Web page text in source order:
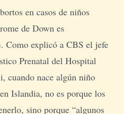
en casos de niños
de Down es
Como explicó a CBS el jefe
Prenatal del Hospital
cuando nace algún niño
Islandia, no es porque los
sino porque “algunos